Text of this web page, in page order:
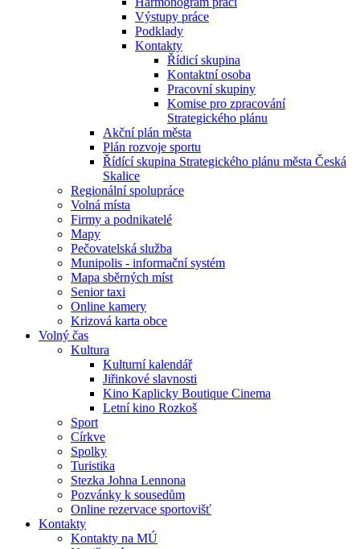
Výstupy práce
Podklady
Kontakty
Řídicí skupina
Kontaktní osoba
Pracovní skupiny
Komise pro zpracování
Strategického plánu
Akční plán města
Plán rozvoje sportu
Řídící skupina Strategického plánu města Česká
Skalice
Regionální spolupráce
Volná místa
Firmy a podnikatelé
Mapy
Pečovatelská služba
Munipolis - informační systém
Mapa sběrných míst
Senior taxi
Online kamery
Krizová karta obce
Volný čas
Kultura
Kulturní kalendář
Jiřinkové slavnosti
Kino Kaplicky Boutique Cinema
Letní kino Rozkoš
Sport
Církve
Spolky
Turistika
Stezka Johna Lennona
Pozvánky k sousedům
Online rezervace sportovišť
Kontakty
Kontakty na MÚ